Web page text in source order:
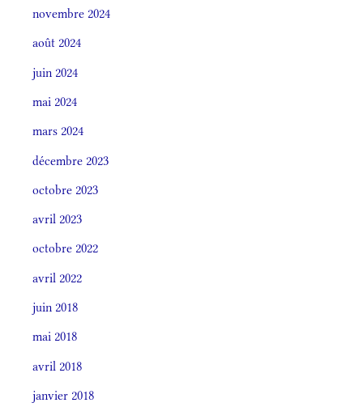
novembre 2024
août 2024
juin 2024
mai 2024
mars 2024
décembre 2023
octobre 2023
avril 2023
octobre 2022
avril 2022
juin 2018
mai 2018
avril 2018
janvier 2018